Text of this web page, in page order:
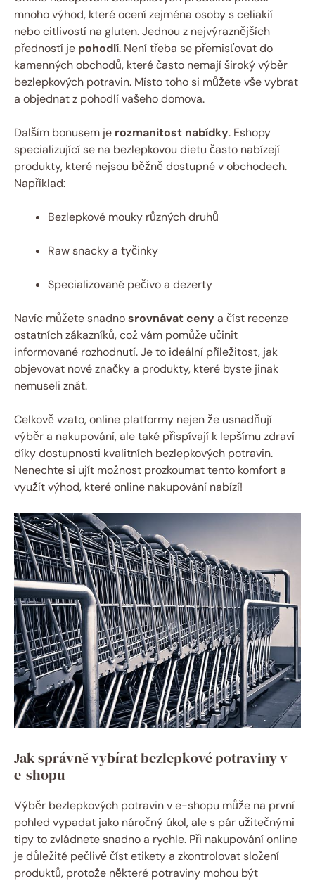
mnoho výhod, které ocení zejména osoby s celiakií
nebo citlivostí⁢ na gluten. Jednou⁤ z ​nejvýraznějších
předností je pohodlí.⁤ Není třeba se přemisťovat do
kamenných obchodů, které často nemají široký výběr
bezlepkových potravin. Místo ‌toho si ⁢můžete ‍vše vybrat
a objednat z pohodlí vašeho domova.
Dalším bonusem je rozmanitost nabídky. Eshopy
specializující ‍se na bezlepkovou dietu⁢ často nabízejí⁣
produkty, které nejsou běžně ⁢dostupné⁢ v obchodech.‌
Například:
Bezlepkové mouky různých druhů
Raw snacky a tyčinky
Specializované pečivo a⁤ dezerty
Navíc můžete snadnosrovnávat ceny a ⁢číst ​recenze
ostatních zákazníků, což vám pomůže učinit
informované rozhodnutí. Je to ideální příležitost, ‌jak
objevovat ‌nové značky a ​produkty, které ⁣byste jinak
nemuseli ⁢znát.
Celkově ‌vzato, online‍ platformy nejen že usnadňují
⁤výběr a nakupování, ale také přispívají k lepšímu⁣ zdraví
díky ‌dostupnosti kvalitních bezlepkových potravin.
Nenechte si ujít možnost prozkoumat​ tento komfort a
využít ‌výhod, které online nakupování nabízí!
Jak správně vybírat bezlepkové ​potraviny v
e-shopu
Výběr bezlepkových potravin v e-shopu může na první
pohled vypadat jako náročný úkol, ale s pár užitečnými
tipy to zvládnete snadno a rychle. ​Při‍ nakupování online
je​ důležité pečlivě číst ​etikety a ⁣zkontrolovat složení
produktů, protože některé potraviny mohou být